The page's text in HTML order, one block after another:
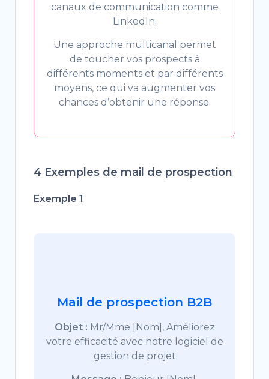
canaux de communication comme
LinkedIn.
Une approche multicanal permet
de toucher vos prospects à
différents moments et par différents
moyens, ce qui va augmenter vos
chances d’obtenir une réponse.
4 Exemples de mail de prospection
Exemple 1
Mail de prospection B2B
Objet : Mr/Mme [Nom], Améliorez
votre efficacité avec notre logiciel de
gestion de projet